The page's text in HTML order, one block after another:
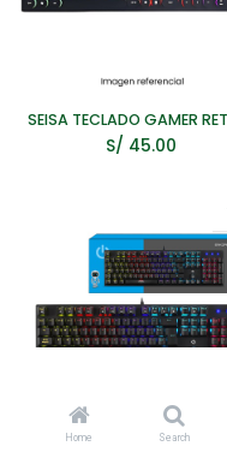
Home Search
S/ 45.00